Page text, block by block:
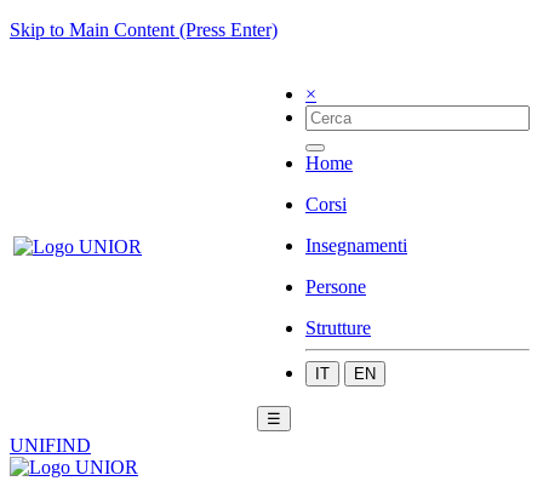
Skip to Main Content (Press Enter)
×
Home
Corsi
Insegnamenti
Persone
Strutture
IT EN
☰
UNIFIND